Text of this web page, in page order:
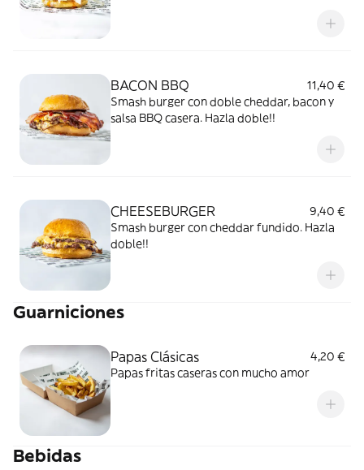
BACON BBQ
11,40 €
Smash burger con doble cheddar, bacon y
salsa BBQ casera. Hazla doble!!
CHEESEBURGER
9,40 €
Smash burger con cheddar fundido. Hazla
doble!!
Guarniciones
Papas Clásicas
4,20 €
Papas fritas caseras con mucho amor
Bebidas